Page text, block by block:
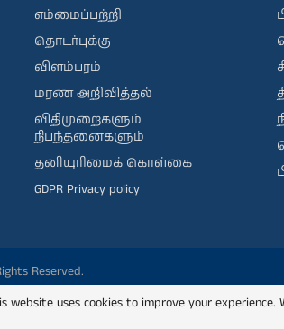
எம்மைப்பற்றி
தொடர்புக்கு
விளம்பரம்
மரண அறிவித்தல்
விதிமுறைகளும்
நிபந்தனைகளும்
தனியுரிமைக் கொள்கை
GDPR Privacy policy
Reserved.
website uses cookies to improve your